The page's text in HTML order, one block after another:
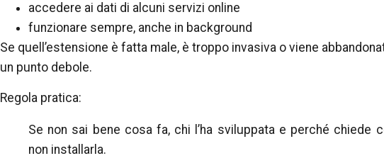
accedere ai dati di alcuni servizi online
funzionare sempre, anche in background
Se quell’estensione è fatta male, è troppo invasiva o viene
un punto debole.
Regola pratica:
Se non sai bene cosa fa, chi l’ha sviluppata e perché chiede
non installarla.